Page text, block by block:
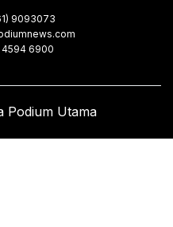
9093073
4594 6900
Podium Utama